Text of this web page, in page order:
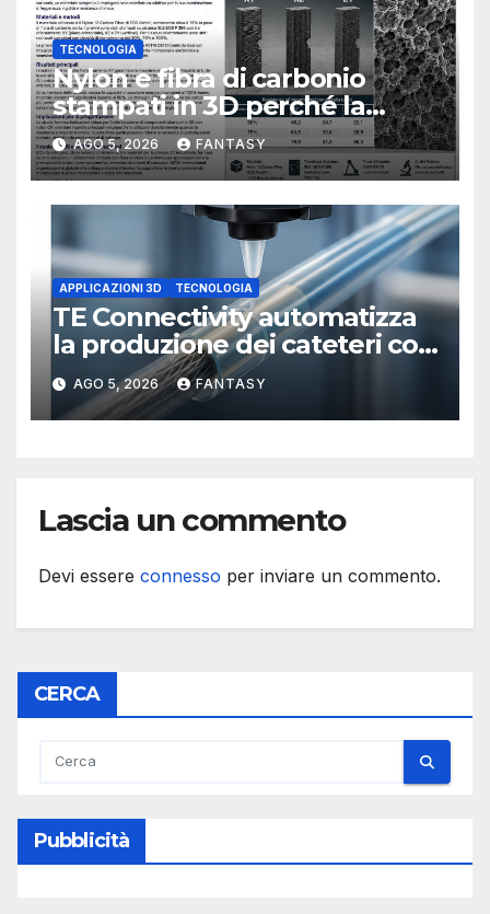
TECNOLOGIA
Nylon e fibra di carbonio
stampati in 3D perché la
resistenza agli urti dipende
dal processo
AGO 5, 2026 FANTASY
APPLICAZIONI 3D TECNOLOGIA
TE Connectivity automatizza
la produzione dei cateteri con
la stampa 3D
AGO 5, 2026 FANTASY
Lascia un commento
Devi essere connesso per inviare un commento.
CERCA
Pubblicità